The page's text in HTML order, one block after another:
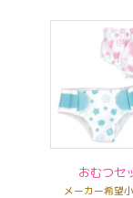
おむつセ
メーカー希望